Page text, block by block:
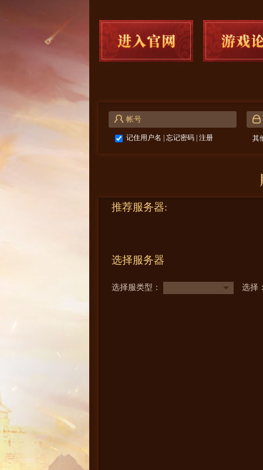
记住用户名 忘记密码 注册 其
推荐服务器:
选择服务器
选择服类型： 选择